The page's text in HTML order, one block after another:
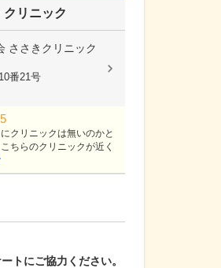
トにご協力ください。
クリニック
ささきクリニック
番21号
5
クリニックは無いのかと
ちらのクリニックが近く